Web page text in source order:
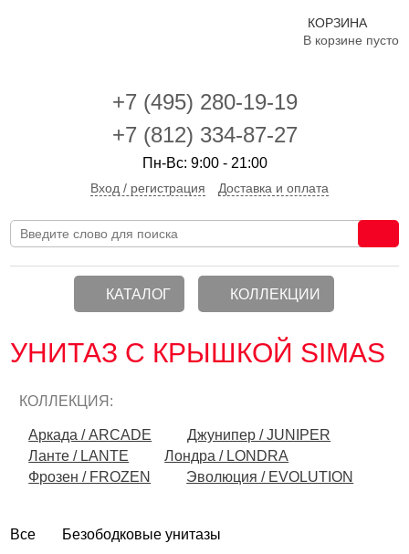
+7 (495) 280-19-19
+7 (812) 334-87-27
Пн-Вс: 9:00 - 21:00
Вход / регистрация Доставка и оплата
КОРЗИНА
В корзине пусто
КАТАЛОГ КОЛЛЕКЦИИ
УНИТАЗ С КРЫШКОЙ SIMAS
КОЛЛЕКЦИЯ:
Аркада / ARCADE
Джунипер / JUNIPER
Ланте / LANTE
Лондра / LONDRA
Фрозен / FROZEN
Эволюция / EVOLUTION
Все Безободковые унитазы